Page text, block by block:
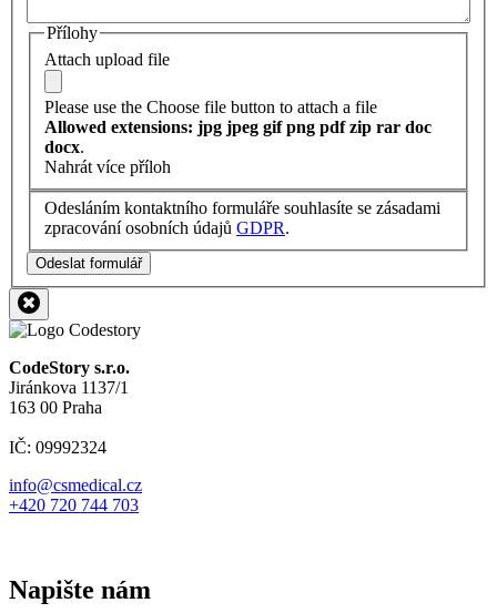
Přílohy
Attach upload file
Please use the Choose file button to attach a file
Allowed extensions: jpg jpeg gif png pdf zip rar doc
docx.
Nahrát více příloh
Odesláním kontaktního formuláře souhlasíte se zásadami
zpracování osobních údajů GDPR.
Odeslat formulář
CodeStory s.r.o.
Jiránkova 1137/1
163 00 Praha
IČ: 09992324
info@csmedical.cz
+420 720 744 703
Napište nám